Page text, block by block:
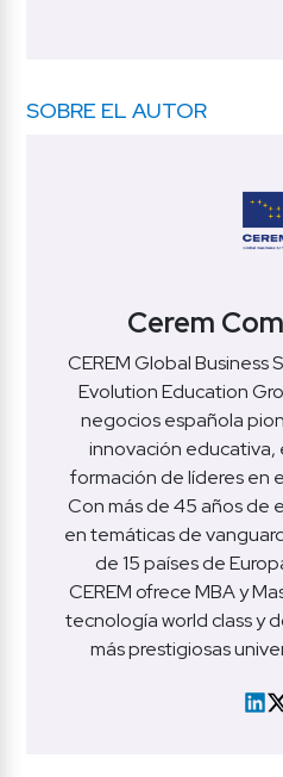
SOBRE EL AUTOR
Cerem
CEREM Global Business
Evolution Education
negocios española
innovación educativa,
formación de líderes en
Con más de 45 años de
en temáticas de
de 15 países de
CEREM ofrece MBA y
tecnología world class y
más prestigiosas